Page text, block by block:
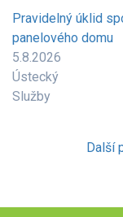
Pravidelný úklid
panelového domu
5.8.2026
Ústecký
Služby
Další